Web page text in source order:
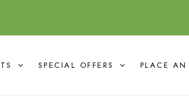
SPECIAL OFFERS PLACE AN